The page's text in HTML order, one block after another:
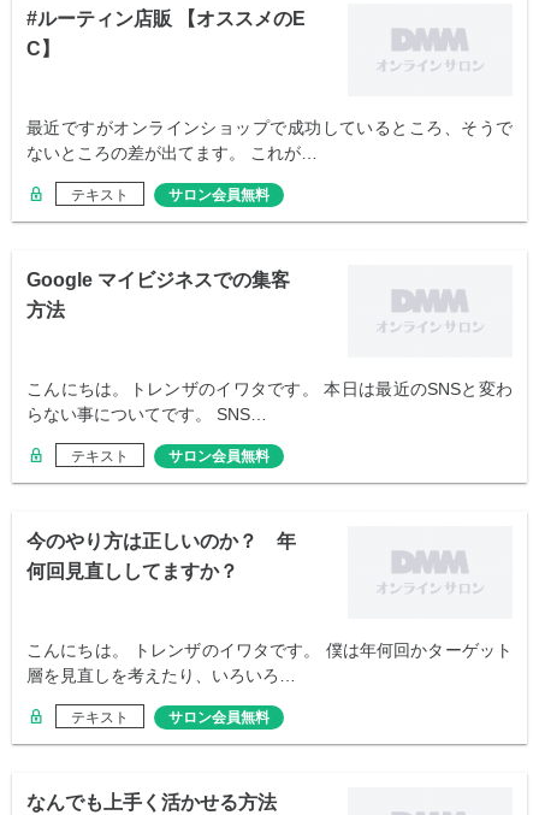
#ルーティン店販 【オススメのE
C】
最近ですがオンラインショップで成功しているところ、そうで
ないところの差が出てます。 これが…
テキスト サロン会員無料
Google マイビジネスでの集客
方法
こんにちは。トレンザのイワタです。 本日は最近のSNSと変わ
らない事についてです。 SNS…
テキスト サロン会員無料
今のやり方は正しいのか？ 年
何回見直ししてますか？
こんにちは。 トレンザのイワタです。 僕は年何回かターゲット
層を見直しを考えたり、いろいろ…
テキスト サロン会員無料
なんでも上手く活かせる方法